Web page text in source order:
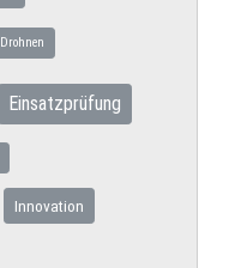
Drohnen
Einsatzprüfung
Innovation